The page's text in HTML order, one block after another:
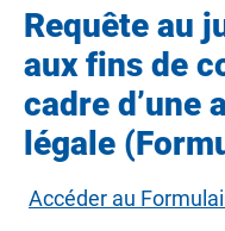
Requête au
aux fins de
cadre d’une
légale
Accéder au